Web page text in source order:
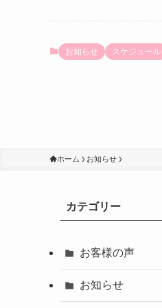
お知らせ スケジュール
ホーム お知らせ
カテゴリー
お客様の声
お知らせ